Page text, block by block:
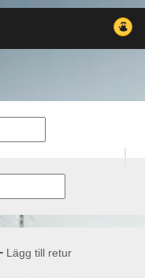
Lägg till retur